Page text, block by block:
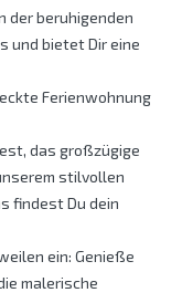
der beruhigenden
und bietet Dir eine
Ferienwohnung
das großzügige
stilvollen
findest Du dein
ein: Genieße
malerische